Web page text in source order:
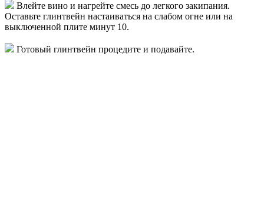
Влейте вино и нагрейте смесь до легкого закипания.
Оставьте глинтвейн настаиваться на слабом огне или на
выключенной плите минут 10.
Готовый глинтвейн процедите и подавайте.